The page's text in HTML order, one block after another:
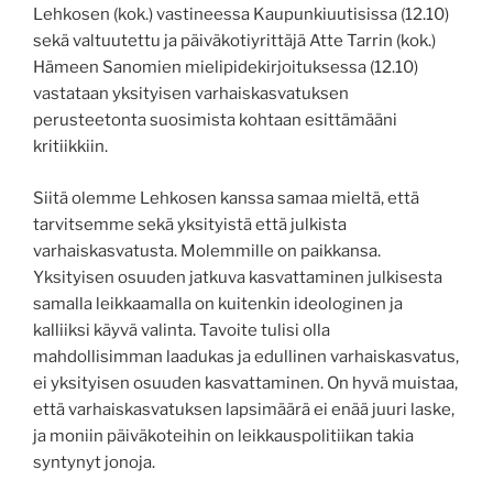
Lehkosen (kok.) vastineessa Kaupunkiuutisissa (12.10)
sekä valtuutettu ja päiväkotiyrittäjä Atte Tarrin (kok.)
Hämeen Sanomien mielipidekirjoituksessa (12.10)
vastataan yksityisen varhaiskasvatuksen
perusteetonta suosimista kohtaan esittämääni
kritiikkiin.
Siitä olemme Lehkosen kanssa samaa mieltä, että
tarvitsemme sekä yksityistä että julkista
varhaiskasvatusta. Molemmille on paikkansa.
Yksityisen osuuden jatkuva kasvattaminen julkisesta
samalla leikkaamalla on kuitenkin ideologinen ja
kalliiksi käyvä valinta. Tavoite tulisi olla
mahdollisimman laadukas ja edullinen varhaiskasvatus,
ei yksityisen osuuden kasvattaminen. On hyvä muistaa,
että varhaiskasvatuksen lapsimäärä ei enää juuri laske,
ja moniin päiväkoteihin on leikkauspolitiikan takia
syntynyt jonoja.